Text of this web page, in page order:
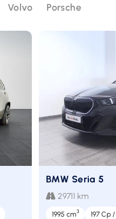
Volvo Porsche
BMW Seria 5
29711 km
1995 cm3
197 Cp